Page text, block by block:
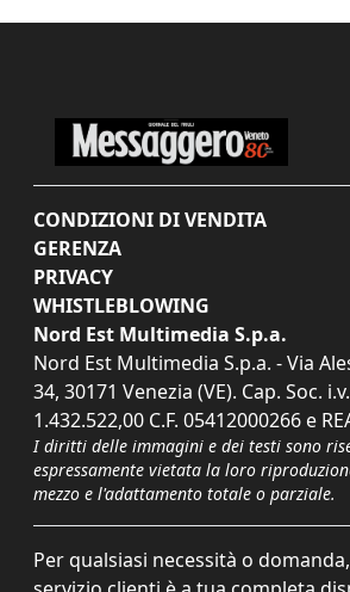
CONDIZIONI DI VENDITA
GERENZA
PRIVACY
WHISTLEBLOWING
Nord Est Multimedia S.p.a.
Nord Est Multimedia S.p.a. - Via
34, 30171 Venezia (VE). Cap. Soc.
1.432.522,00 C.F. 05412000266 e
I diritti delle immagini e dei testi sono
espressamente vietata la loro
mezzo e l'adattamento totale o parziale.
Per qualsiasi necessità o